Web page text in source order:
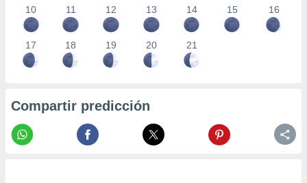
10 11 12 13 14 15 16
17 18 19 20 21
Compartir predicción